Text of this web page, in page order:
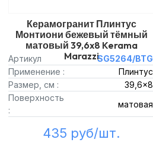
Керамогранит Плинтус
Монтиони бежевый тёмный
матовый 39,6x8 Kerama
Marazzi
Артикул
SG5264/BTG
Применение :
Плинтус
Размер, см :
39,6x8
Поверхность
:
матовая
435 руб/шт.